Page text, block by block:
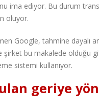
ima ediyor. Bu durum trans
oluyor.
Google, tahmine
şirket bu makalede olduğu
sistemi kullanıyor.
geriye